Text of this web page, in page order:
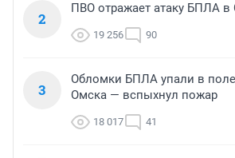
2
ПВО отражает атаку БПЛА в
19 256 90
3
Обломки БПЛА упали в поле
Омска — вспыхнул пожар
18 017 41